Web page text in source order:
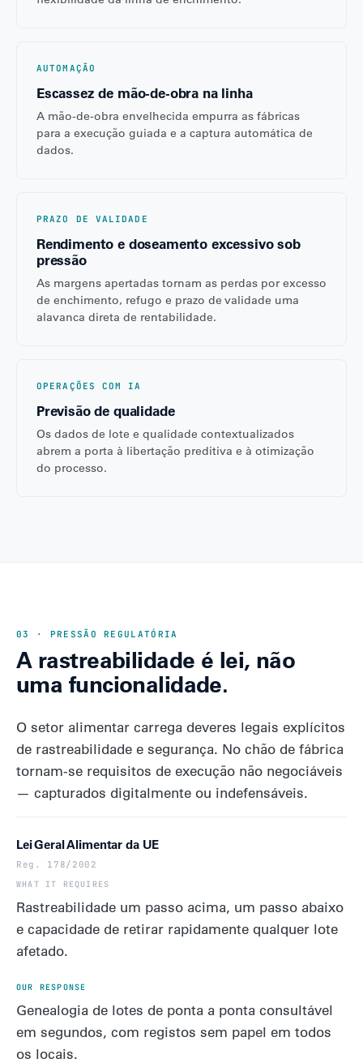
AUTOMAÇÃO
Escassez de mão-de-obra na linha
A mão-de-obra envelhecida empurra as fábricas
para a execução guiada e a captura automática de
dados.
PRAZO DE VALIDADE
Rendimento e doseamento excessivo sob
pressão
As margens apertadas tornam as perdas por excesso
de enchimento, refugo e prazo de validade uma
alavanca direta de rentabilidade.
OPERAÇÕES COM IA
Previsão de qualidade
Os dados de lote e qualidade contextualizados
abrem a porta à libertação preditiva e à otimização
do processo.
03 · PRESSÃO REGULATÓRIA
A rastreabilidade é lei, não
uma funcionalidade.
O setor alimentar carrega deveres legais explícitos
de rastreabilidade e segurança. No chão de fábrica
tornam-se requisitos de execução não negociáveis
— capturados digitalmente ou indefensáveis.
Lei Geral Alimentar da UE
Reg. 178/2002
Rastreabilidade um passo acima, um passo abaixo
e capacidade de retirar rapidamente qualquer lote
afetado.
Genealogia de lotes de ponta a ponta consultável
em segundos, com registos sem papel em todos
os locais.